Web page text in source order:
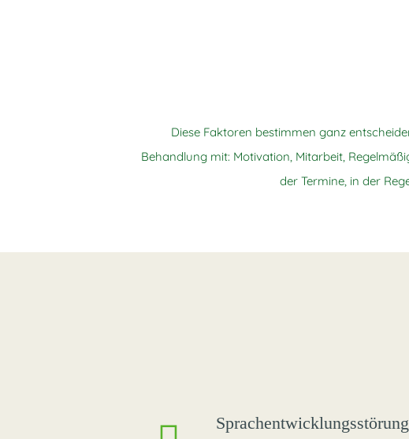
Diese Faktoren bestimmen ganz
Behandlung mit: Motivation, Mitarbeit,
der Termine, in der